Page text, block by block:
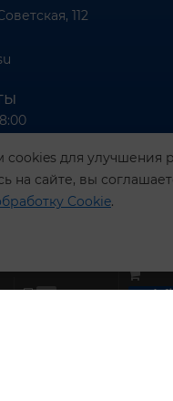
112
0
cookies для улучшения
на сайте, вы
Cookie.